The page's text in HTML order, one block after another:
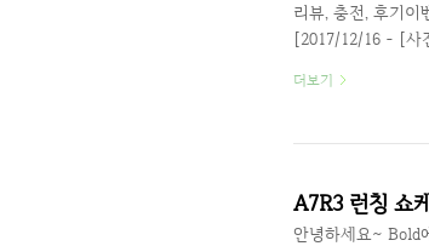
리뷰, 충전, 후기
[2017/12/16 - [사
고 했으나 역시
간만에 글을 쓰다
더보기
A7R3 런칭 쇼
안녕하세요~ Bold